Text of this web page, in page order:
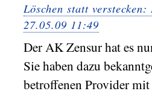
Löschen statt
27.05.09 11:49
Der AK Zensur hat es
Sie haben dazu
betroffenen Provider